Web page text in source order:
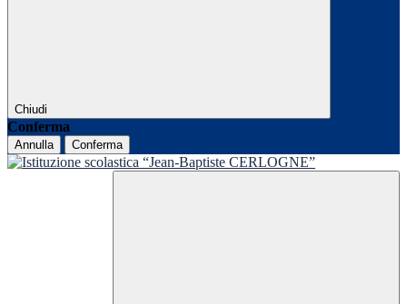
Chiudi
Conferma
Annulla Conferma